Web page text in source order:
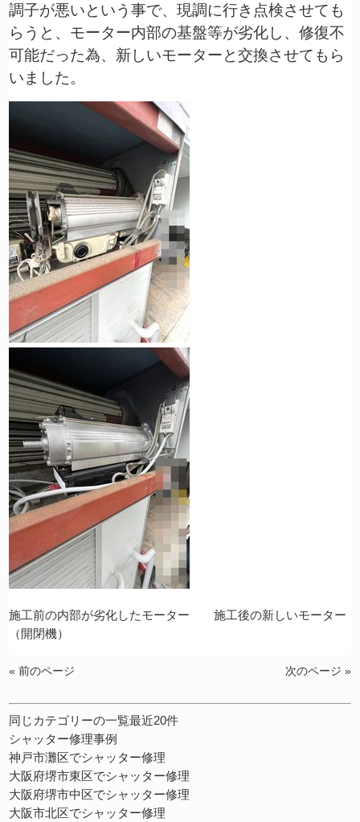
調子が悪いという事で、現調に行き点検させても
らうと、モーター内部の基盤等が劣化し、修復不
可能だった為、新しいモーターと交換させてもら
いました。
施工前の内部が劣化したモーター 施工後の新しいモーター
（開閉機）
« 前のページ 次のページ »
同じカテゴリーの一覧最近20件
シャッター修理事例
神戸市灘区でシャッター修理
大阪府堺市東区でシャッター修理
大阪府堺市中区でシャッター修理
大阪市北区でシャッター修理